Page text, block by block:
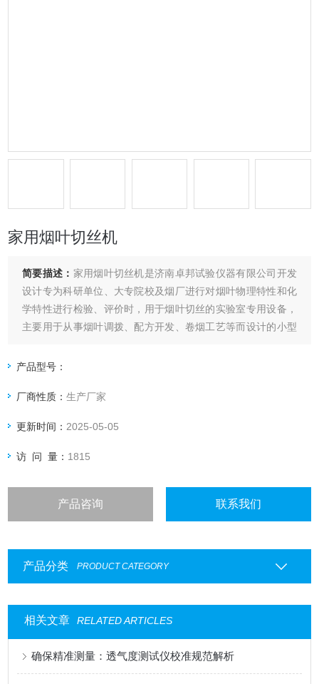
家用烟叶切丝机
简要描述： 家用烟叶切丝机是济南卓邦试验仪器有限公司开发
设计专为科研单位、大专院校及烟厂进行对烟叶物理特性和化
学特性进行检验、评价时，用于烟叶切丝的实验室专用设备，
主要用于从事烟叶调拨、配方开发、卷烟工艺等而设计的小型
合理、噪音小、产量高、操作方便、切丝均匀使用安全性高等
产品型号：
厂商性质：生产厂家
更新时间： 2025-05-05
访 问 量： 1815
产品咨询 联系我们
产品分类 PRODUCT CATEGORY
相关文章 RELATED ARTICLES
确保精准测量：透气度测试仪校准规范解析